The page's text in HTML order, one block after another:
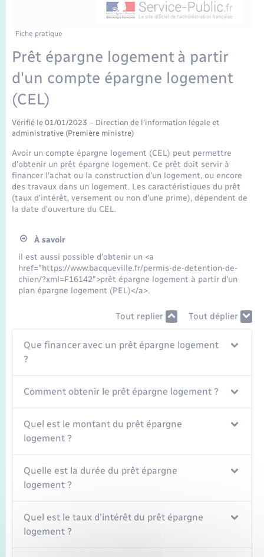
Etat-civil - Papiers - Citoyenneté
Mariage – PACS
Parrainage civil
Recensement
Logement - Urbanisme
Loisirs
Nouvel habitant
Numérique
Organisation d’événement
Sécurité - Prévention
Seniors
Transports scolaires
Travaux - Autorisation d’occupation de l’espace
Compétences
Plan interactif
Présentation de la commune
Publications
La Communauté de communes
Fiche pratique
Prêt épargne logement à partir
d'un compte épargne logement
(CEL)
Vérifié le 01/01/2023 – Direction de l'information légale et
administrative (Première ministre)
Avoir un compte épargne logement (CEL) peut permettre
d'obtenir un prêt épargne logement. Ce prêt doit servir à
financer l'achat ou la construction d'un logement, ou encore
des travaux dans un logement. Les caractéristiques du prêt
(taux d'intérêt, versement ou non d'une prime), dépendent de
la date d'ouverture du CEL.
À savoir
il est aussi possible d'obtenir un <a
href="https://www.bacqueville.fr/permis-de-detention-de-
chien/?xml=F16142">prêt épargne logement à partir d'un
plan épargne logement (PEL)</a>.
Tout replier Tout déplier
Que financer avec un prêt épargne logement
?
Comment obtenir le prêt épargne logement ?
Quel est le montant du prêt épargne
logement ?
Quelle est la durée du prêt épargne
logement ?
Quel est le taux d'intérêt du prêt épargne
logement ?